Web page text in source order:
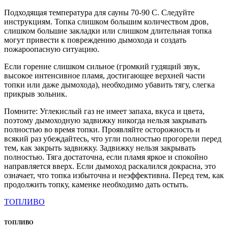
Подходящая температура для сауны 70-90 C. Следуйте
инструкциям. Топка слишком большим количеством дров,
слишком большие закладки или слишком длительная топка
могут привести к повреждению дымохода и создать
пожароопасную ситуацию.
Если горение слишком сильное (громкий гудящий звук,
высокое интенсивное пламя, достигающее верхней части
топки или даже дымохода), необходимо убавить тягу, слегка
прикрыв зольник.
Помните: Углекислый газ не имеет запаха, вкуса и цвета,
поэтому дымоходную задвижку никогда нельзя закрывать
полностью во время топки. Проявляйте осторожность и
всякий раз убеждайтесь, что угли полностью прогорели перед
тем, как закрыть задвижку. Задвижку нельзя закрывать
полностью. Тяга достаточна, если пламя яркое и спокойно
направляется вверх. Если дымоход раскалился докрасна, это
означает, что топка избыточна и неэффективна. Перед тем, как
продолжить топку, каменке необходимо дать остыть.
ТОПЛИВО
ТОПЛИВО